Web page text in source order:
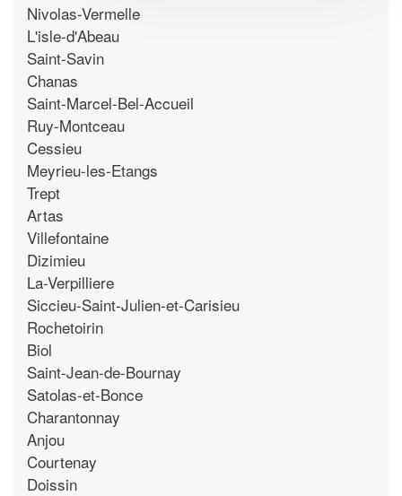
Nivolas-Vermelle
L'isle-d'Abeau
Saint-Savin
Chanas
Saint-Marcel-Bel-Accueil
Ruy-Montceau
Cessieu
Meyrieu-les-Etangs
Trept
Artas
Villefontaine
Dizimieu
La-Verpilliere
Siccieu-Saint-Julien-et-Carisieu
Rochetoirin
Biol
Saint-Jean-de-Bournay
Satolas-et-Bonce
Charantonnay
Anjou
Courtenay
Doissin